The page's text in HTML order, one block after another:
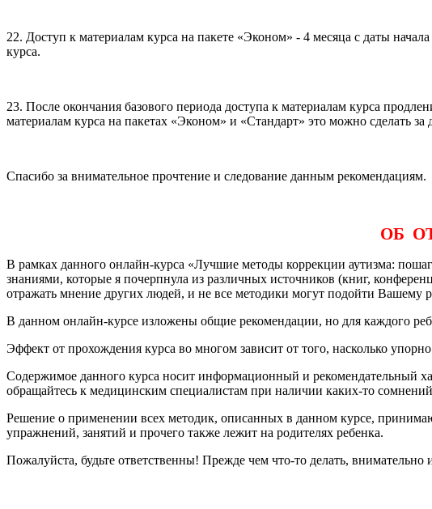
22. Доступ к материалам курса на пакете «Эконом» - 4 месяца с даты
курса.
23. После окончания базового периода доступа к материалам курса
материалам курса на пакетах «Эконом» и «Стандарт» это можно сделать
Спасибо за внимательное прочтение и следование данным рекомендациям.
ОБ
В рамках данного онлайн-курса «Лучшие методы коррекции аутизма:
знаниями, которые я почерпнула из различных источников (книг,
отражать мнение других людей, и не все методики могут подойти Вашему
В данном онлайн-курсе изложены общие рекомендации, но для каждого
Эффект от прохождения курса во многом зависит от того, насколько
Содержимое данного курса носит информационный и рекомендательный
обращайтесь к медицинским специалистам при наличии каких-то
Решение о применении всех методик, описанных в данном курсе,
упражнений, занятий и прочего также лежит на родителях ребенка.
Пожалуйста, будьте ответственны! Прежде чем что-то делать,